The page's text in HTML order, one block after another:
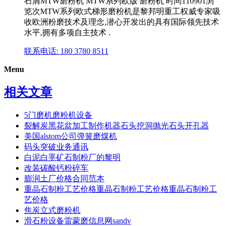
览次MTW系列欧式梯形磨粉机是黎邦明重工权威专家吸
收欧洲粉磨技术及理念,潜心开发出的具有国际领先技术
水平,拥有多项自主技术 .
联系电话: 180 3780 8511
Menu
相关文章
5门磨机磨粉机设备
裂解炭黑花盆加工制作机器石头挖洞抛光石头开孔器
美国alstom公司弹簧磨煤机
码头突破业务通讯
白泥白垩矿石制粉厂的黎明
改装碳酸钙粉碎车
膨润土厂价格合同范本
重晶石制粉工艺价格重晶石制粉工艺价格重晶石制粉工
艺价格
焦炭立式磨粉机
滑石粉设备雷蒙磨信息网sandv